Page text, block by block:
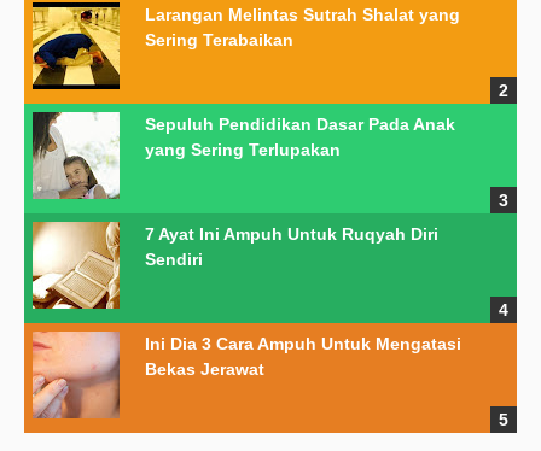
Larangan Melintas Sutrah Shalat yang
Sering Terabaikan
Sepuluh Pendidikan Dasar Pada Anak
yang Sering Terlupakan
7 Ayat Ini Ampuh Untuk Ruqyah Diri
Sendiri
Ini Dia 3 Cara Ampuh Untuk Mengatasi
Bekas Jerawat